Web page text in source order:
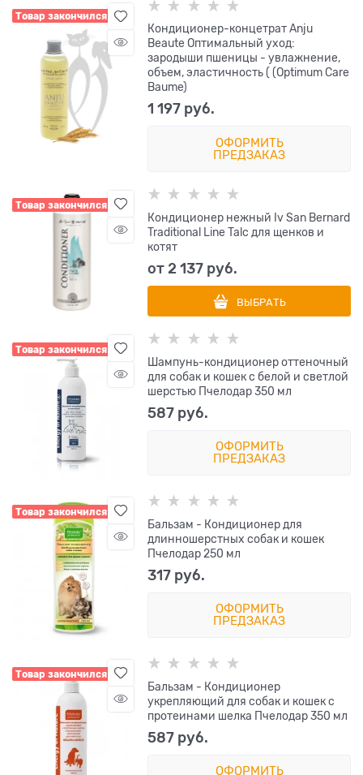
Товар закончился
Кондиционер-концетрат Anju
Beaute Оптимальный уход:
зародыши пшеницы - увлажнение,
объем, эластичность ( (Optimum Care
Baume)
1 197 руб.
ОФОРМИТЬ
ПРЕДЗАКАЗ
Товар закончился
Кондиционер нежный Iv San Bernard
Traditional Line Talc для щенков и
котят
от2 137 руб.
ВЫБРАТЬ
Товар закончился
Шампунь-кондиционер оттеночный
для собак и кошек с белой и светлой
шерстью Пчелодар 350 мл
587 руб.
ОФОРМИТЬ
ПРЕДЗАКАЗ
Товар закончился
Бальзам - Кондиционер для
длинношерстных собак и кошек
Пчелодар 250 мл
317 руб.
ОФОРМИТЬ
ПРЕДЗАКАЗ
Товар закончился
Бальзам - Кондиционер
укрепляющий для собак и кошек с
протеинами шелка Пчелодар 350 мл
587 руб.
ОФОРМИТЬ